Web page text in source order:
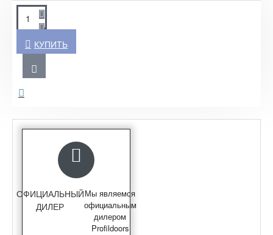
КУПИТЬ
ОФИЦИАЛЬНЫЙ
ДИЛЕР
Мы являемся
официальным
дилером
Profildoors